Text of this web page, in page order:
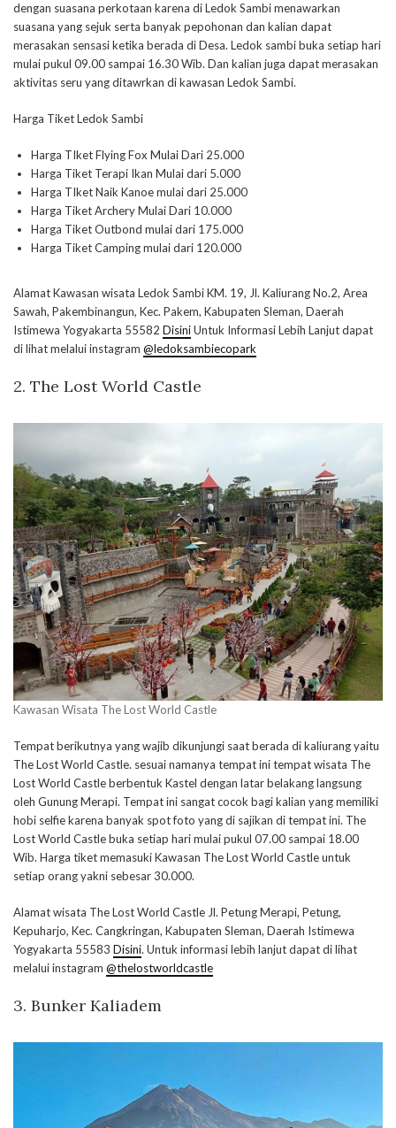
dengan suasana perkotaan karena di Ledok Sambi menawarkan
suasana yang sejuk serta banyak pepohonan dan kalian dapat
merasakan sensasi ketika berada di Desa. Ledok sambi buka setiap hari
mulai pukul 09.00 sampai 16.30 Wib. Dan kalian juga dapat merasakan
aktivitas seru yang ditawrkan di kawasan Ledok Sambi.
Harga Tiket Ledok Sambi
Harga TIket Flying Fox Mulai Dari 25.000
Harga Tiket Terapi Ikan Mulai dari 5.000
Harga TIket Naik Kanoe mulai dari 25.000
Harga Tiket Archery Mulai Dari 10.000
Harga Tiket Outbond mulai dari 175.000
Harga Tiket Camping mulai dari 120.000
Alamat Kawasan wisata Ledok Sambi KM. 19, Jl. Kaliurang No.2, Area
Sawah, Pakembinangun, Kec. Pakem, Kabupaten Sleman, Daerah
Istimewa Yogyakarta 55582 DisiniUntuk Informasi Lebih Lanjut dapat
di lihat melalui instagram @ledoksambiecopark
2. The Lost World Castle
Kawasan Wisata The Lost World Castle
Tempat berikutnya yang wajib dikunjungi saat berada di kaliurang yaitu
The Lost World Castle. sesuai namanya tempat ini tempat wisata The
Lost World Castle berbentuk Kastel dengan latar belakang langsung
oleh Gunung Merapi. Tempat ini sangat cocok bagi kalian yang memiliki
hobi selfie karena banyak spot foto yang di sajikan di tempat ini. The
Lost World Castle buka setiap hari mulai pukul 07.00 sampai 18.00
Wib. Harga tiket memasuki Kawasan The Lost World Castle untuk
setiap orang yakni sebesar 30.000.
Alamat wisata The Lost World Castle Jl. Petung Merapi, Petung,
Kepuharjo, Kec. Cangkringan, Kabupaten Sleman, Daerah Istimewa
Yogyakarta 55583 Disini. Untuk informasi lebih lanjut dapat di lihat
melalui instagram @thelostworldcastle
3. Bunker Kaliadem